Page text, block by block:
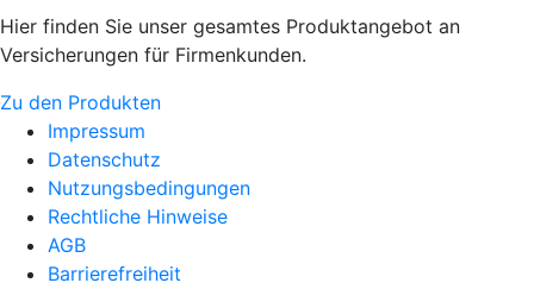
Hier finden Sie unser gesamtes Produktangebot an
Versicherungen für Firmenkunden.
Zu den Produkten
Impressum
Datenschutz
Nutzungsbedingungen
Rechtliche Hinweise
AGB
Barrierefreiheit